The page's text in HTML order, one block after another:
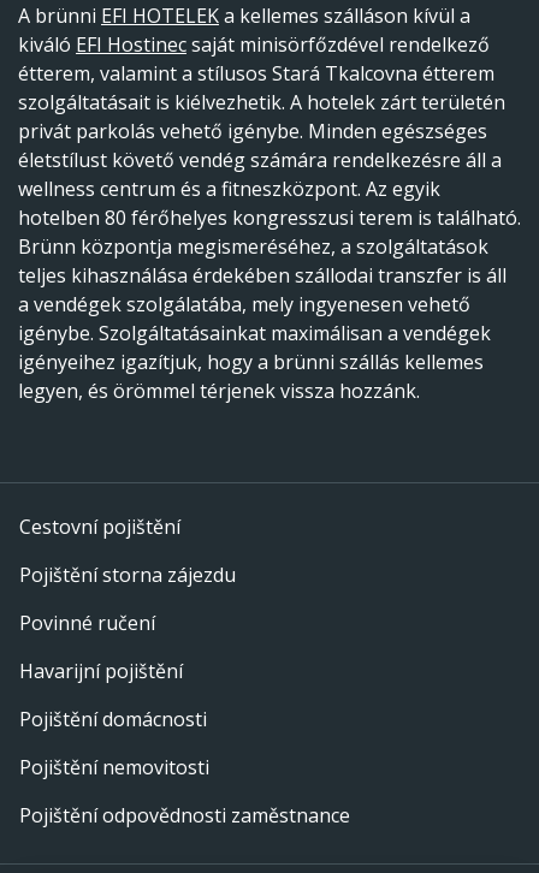
A brünni EFI HOTELEKa kellemes szálláson kívül a
kiváló EFI Hostinecsaját minisörfőzdével rendelkező
étterem, valamint a stílusos Stará Tkalcovna étterem
szolgáltatásait is kiélvezhetik. A hotelek zárt területén
privát parkolás vehető igénybe. Minden egészséges
életstílust követő vendég számára rendelkezésre áll a
wellness centrum és a fitneszközpont. Az egyik
hotelben 80 férőhelyes kongresszusi terem is található.
Brünn központja megismeréséhez, a szolgáltatások
teljes kihasználása érdekében szállodai transzfer is áll
a vendégek szolgálatába, mely ingyenesen vehető
igénybe. Szolgáltatásainkat maximálisan a vendégek
igényeihez igazítjuk, hogy a brünni szállás kellemes
legyen, és örömmel térjenek vissza hozzánk.
Cestovní pojištění
Pojištění storna zájezdu
Povinné ručení
Havarijní pojištění
Pojištění domácnosti
Pojištění nemovitosti
Pojištění odpovědnosti zaměstnance